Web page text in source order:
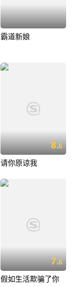
霸道新娘
8.6
请你原谅我
7.6
假如生活欺骗了你